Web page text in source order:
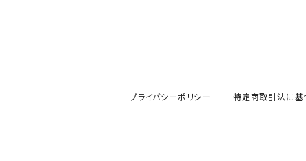
プライバシーポリシー 特定商取引法に基